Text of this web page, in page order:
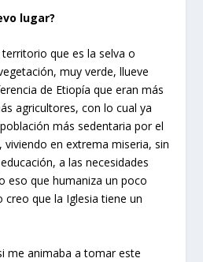
lugar?
que es la selva o
muy verde, llueve
de Etiopía que eran más
agricultores, con lo cual ya
más sedentaria por el
viviendo en extrema miseria, sin
a las necesidades
eso que humaniza un poco
creo que la Iglesia tiene un
me animaba a tomar este